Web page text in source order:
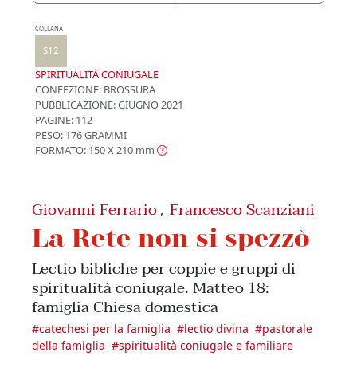
COLLANA
S12
SPIRITUALITÀ CONIUGALE
CONFEZIONE: BROSSURA
PUBBLICAZIONE:GIUGNO 2021
PAGINE: 112
PESO: 176 GRAMMI
FORMATO: 150 X 210 mm
Giovanni Ferrario , Francesco Scanziani
La Rete non si spezzò
Lectio bibliche per coppie e gruppi di
spiritualità coniugale. Matteo 18:
famiglia Chiesa domestica
#catechesi per la famiglia #lectio divina #pastorale
della famiglia #spiritualità coniugale e familiare